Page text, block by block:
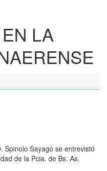
LA
Spinolo Sayago se entrevistó
de la Pcia. de Bs. As.